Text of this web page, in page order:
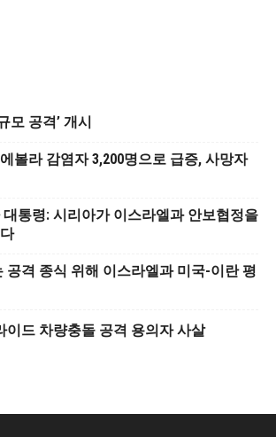
모 공격’ 개시
볼라 감염자 3,200명으로 급증, 사망자
통령: 시리아가 이스라엘과 안보협정을
공격 종식 위해 이스라엘과 미국-이란 평
이드 차량충돌 공격 용의자 사살